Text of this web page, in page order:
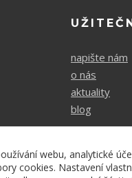
napište nám
o nás
aktuality
blog
webu, analytické
cookies. Nastavení